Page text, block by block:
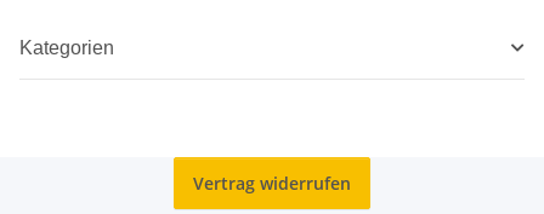
Kategorien
Vertrag widerrufen